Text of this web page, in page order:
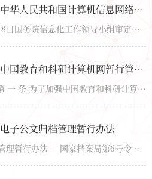
中华人民共和国计算机信息网络国际联网管理暂行规定实施办法
（1997年12月8日国务院信息化工作领导小组审定） 第一条 为了加强对计算机信息网络国际联网的管理...
中国教育和科研计算机网暂行管理办法
第一章 总 则 第 一 条 为了加强中国教育和科研计算 机 网 ( CERNET ) 的运行和使用 管理 ， 促进...
电子公文归档管理暂行办法
电子公文归档管理暂行办法 国家档案局第6号令 2003年7月28日 &...